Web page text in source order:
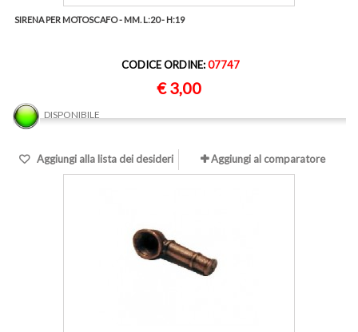
SIRENA PER MOTOSCAFO - MM. L:20 - H:19
CODICE ORDINE:07747
€ 3,00
DISPONIBILE
Aggiungi alla lista dei desideri Aggiungi al comparatore